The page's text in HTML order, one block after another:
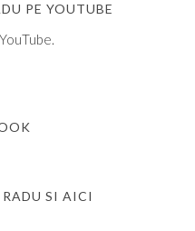
PE YOUTUBE
SI AICI